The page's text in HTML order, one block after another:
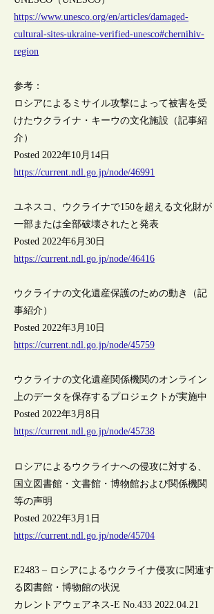
https://www.unesco.org/en/articles/damaged-
cultural-sites-ukraine-verified-unesco#chernihiv-
region
参考：
ロシアによるミサイル攻撃によって被害を受
けたウクライナ・キーウの文化施設（記事紹
介）
Posted 2022年10月14日
https://current.ndl.go.jp/node/46991
ユネスコ、ウクライナで150を超える文化財が
一部または全部破壊されたと発表
Posted 2022年6月30日
https://current.ndl.go.jp/node/46416
ウクライナの文化遺産保護のための動き（記
事紹介）
Posted 2022年3月10日
https://current.ndl.go.jp/node/45759
ウクライナの文化遺産関係機関のオンライン
上のデータを保存するプロジェクトが実施中
Posted 2022年3月8日
https://current.ndl.go.jp/node/45738
ロシアによるウクライナへの侵攻に対する、
国立図書館・文書館・博物館および関係機関
等の声明
Posted 2022年3月1日
https://current.ndl.go.jp/node/45704
E2483 – ロシアによるウクライナ侵攻に関連す
る図書館・博物館の状況
カレントアウェアネス-E No.433 2022.04.21